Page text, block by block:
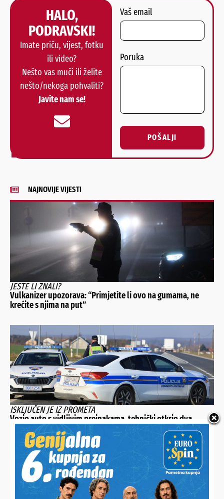
HALO,
PODRAVSKI!
Imate priču, vijest, fotku
ili video?
Nešto vas muči ili želite
nešto/nekoga pohvaliti?
Javite nam se!
Vaš email
Poruka
POŠALJI
Alternative:
NAJNOVIJE VIJESTI
JESTE LI ZNALI?
Vulkanizer upozorava: “Primjetite li ovo na gumama, ne
krećite s njima na put”
ISKLJUČEN JE IZ PROMETA
Vozio auto s vidljivim preinakama, tehnički otkrio dva
opasna i niz većih nedostataka